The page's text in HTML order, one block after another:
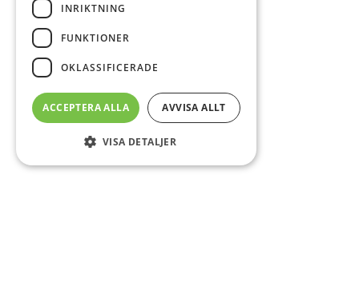
INRIKTNING
FUNKTIONER
OKLASSIFICERADE
ACCEPTERA ALLA AVVISA ALLT
VISA DETALJER